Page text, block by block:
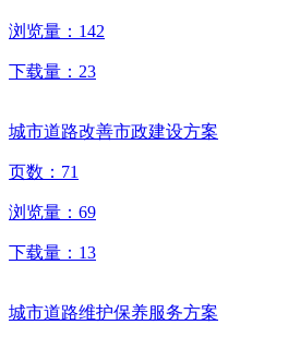
浏览量： 142
下载量： 23
城市道路改善市政建设方案
页数： 71
浏览量： 69
下载量： 13
城市道路维护保养服务方案